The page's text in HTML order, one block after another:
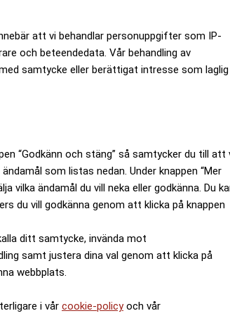
att vi behandlar personuppgifter som IP-
och beteendedata. Vår behandling av
samtycke eller berättigat intresse som laglig
“Godkänn och stäng” så samtycker du till att
som listas nedan. Under knappen “Mer
vilka ändamål du vill neka eller godkänna. Du
du vill godkänna genom att klicka på knappen
ditt samtycke, invända mot
samt justera dina val genom att klicka på
webbplats.
i vår cookie-policyoch vår